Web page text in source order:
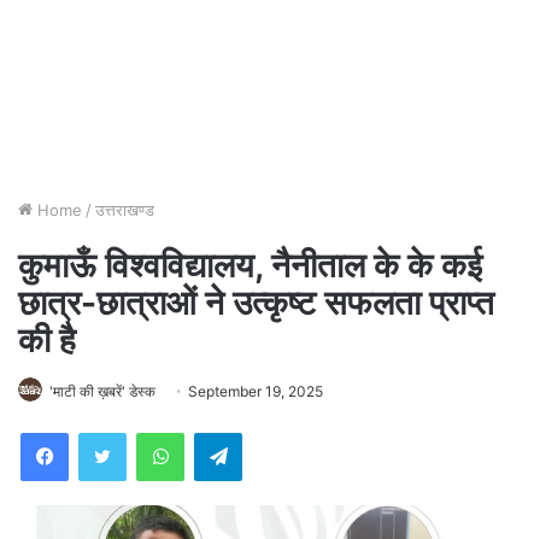
Home / उत्तराखण्ड
कुमाऊँ विश्वविद्यालय, नैनीताल के के कई
छात्र-छात्राओं ने उत्कृष्ट सफलता प्राप्त
की है
'माटी की ख़बरें' डेस्क September 19, 2025
WhatsAppTelegram